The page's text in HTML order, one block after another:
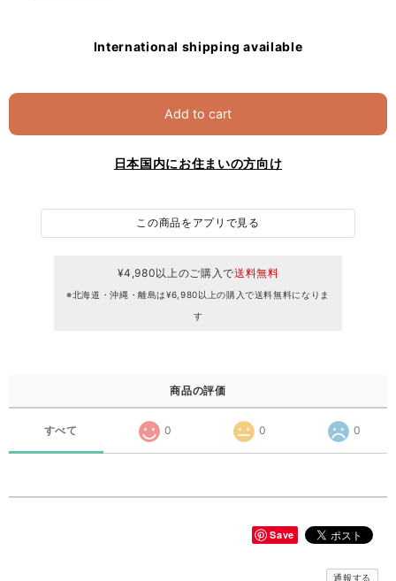
International shipping available
Add to cart
日本国内にお住まいの方向け
この商品をアプリで見る
¥4,980以上のご購入で送料無料
※北海道・沖縄・離島は¥6,980以上の購入で送料無料になりま
す
商品の評価
すべて 0 0 0
Save
通報する